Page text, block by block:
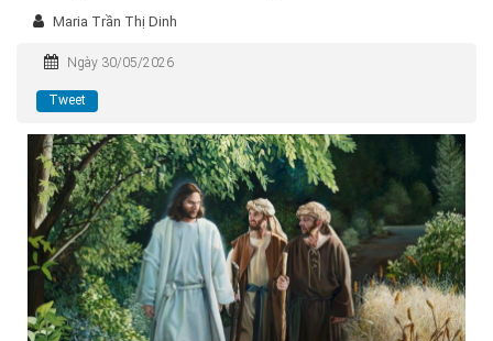
Maria Trần Thị Dinh
Ngày 30/05/2026
Tweet